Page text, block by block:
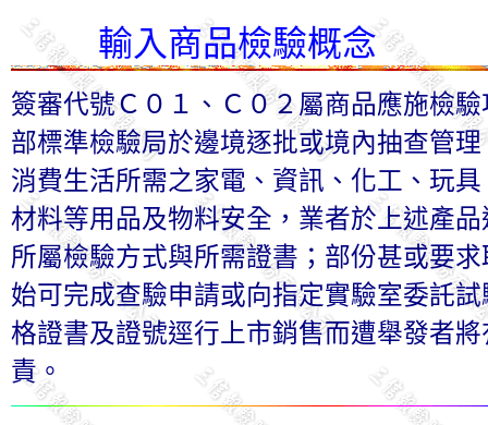
輸入商品檢驗概念
簽審代號Ｃ０１、Ｃ０２屬商品應施檢
部標準檢驗局於邊境逐批或境內抽查管
消費生活所需之家電、資訊、化工、玩
材料等用品及物料安全，業者於上述產
所屬檢驗方式與所需證書；部份甚或要
始可完成查驗申請或向指定實驗室委託
格證書及證號逕行上市銷售而遭舉發者
責。